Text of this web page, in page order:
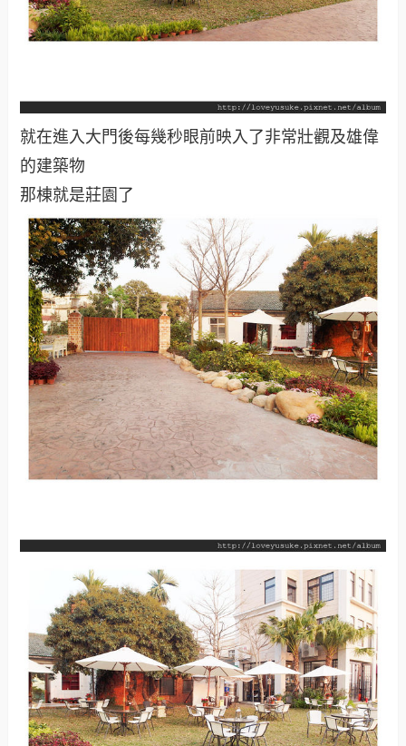
就在進入大門後每幾秒眼前映入了非常壯觀及雄偉
的建築物
那棟就是莊園了